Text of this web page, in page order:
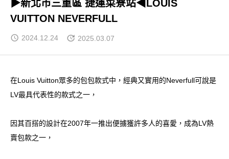
▶新北市三重區 捷運菜寮站◀LOUIS
VUITTON NEVERFULL
2024.12.24 2025.03.07
在Louis Vuitton眾多的包包款式中，經典又實用的Neverfull可說是
LV最具代表性的款式之一，
因其百搭的設計在2007年一推出便擄獲許多人的喜愛，成為LV熱
賣包款之一，